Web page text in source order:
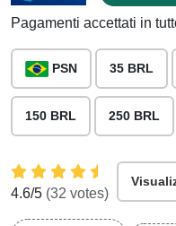
Pagamenti accettati in
PSN 35 BRL
150 BRL 250 BRL
4.6/5 (32 votes)